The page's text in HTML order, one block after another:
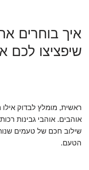
איך בוחרים
שיפציצו לכם
ראשית, מומלץ לבדוק
אוהבים. אוהבי גבינות
שילוב חכם של טעמים
הטעם.